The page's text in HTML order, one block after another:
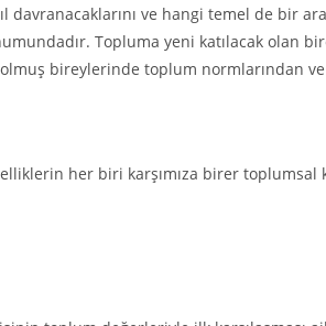
ve hangi temel de bir
Topluma yeni katılacak olan
bireylerinde toplum normlarından ve
her biri karşımıza birer toplumsal